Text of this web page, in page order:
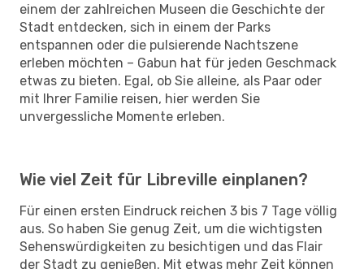
einem der zahlreichen Museen die Geschichte der
Stadt entdecken, sich in einem der Parks
entspannen oder die pulsierende Nachtszene
erleben möchten – Gabun hat für jeden Geschmack
etwas zu bieten. Egal, ob Sie alleine, als Paar oder
mit Ihrer Familie reisen, hier werden Sie
unvergessliche Momente erleben.
Wie viel Zeit für Libreville einplanen?
Für einen ersten Eindruck reichen 3 bis 7 Tage völlig
aus. So haben Sie genug Zeit, um die wichtigsten
Sehenswürdigkeiten zu besichtigen und das Flair
der Stadt zu genießen. Mit etwas mehr Zeit können